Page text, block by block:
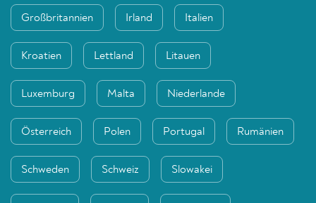
Großbritannien Irland Italien
Kroatien Lettland Litauen
Luxemburg Malta Niederlande
Österreich Polen Portugal Rumänien
Schweden Schweiz Slowakei